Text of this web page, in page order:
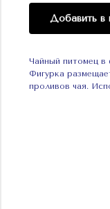
Добавить в
Чайный питомец
Фигурка
проливов чая.